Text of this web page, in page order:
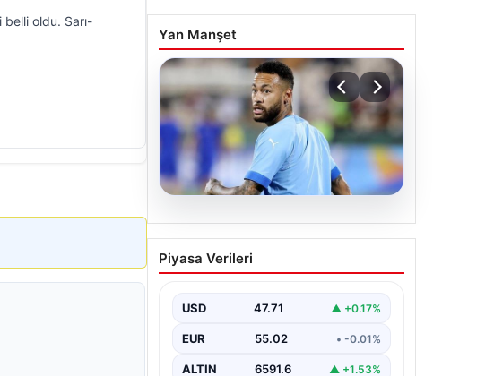
belli oldu. Sarı-
Yan Manşet
05.08.2026
Neymar’ın maç sonrası
gerginlik yaşadığı anlar!
Piyasa Verileri
USD 47.71 ▲ +0.17%
EUR 55.02 • -0.01%
ALTIN 6591.6 ▲ +1.53%